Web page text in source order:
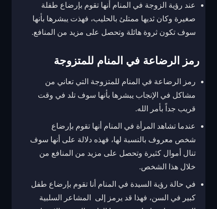
عند رؤية الزوجة في المنام أنها تقوم بإرضاع طفلة
صغيرة وكان ثديها ممتلئ بالحليب، فهذت يبشرها بأنها
سوف تكون ثروة هائلة وتحصل على مزيد من المنافع.
رمز الرضاعة في المنام للمتزوجة
رمز الرضاعة في المنام للمتزوجة التي تعاني من
مشاكل في الإنجاب يبشرها بأنها سوف تلد في وقت
قريب جداً بأمر الله.
عندما تشاهد المرأة في المنام أنها تقوم بإرضاع
شخص معروف بالنسبة لها، فهذه دلالة على أنها سوف
تنال أموال كثيرة وتحصل على مزيد من المنافع من
خلال هذا الشخص.
في حالة رؤية السيدة في المنام أنا تقوم بإرضاع طفل
كبير في السن، فهذا قد يرمز إلى المشاعر السلبية